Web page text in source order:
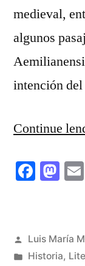
medieval,
algunos
intención
Continue
Publicado
por
Luis María
Publicado
Historia,